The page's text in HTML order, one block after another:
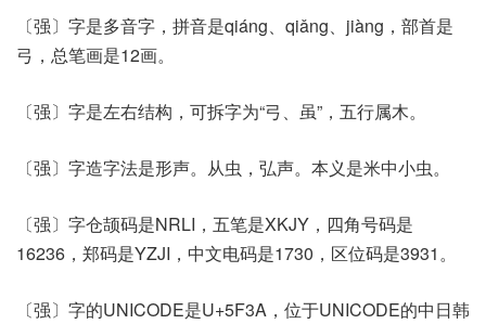
〔强〕字是多音字，拼音是qiáng、qiǎng、jiàng，部首是
弓，总笔画是12画。
〔强〕字是左右结构，可拆字为“弓、虽”，五行属木。
〔强〕字造字法是形声。从虫，弘声。本义是米中小虫。
〔强〕字仓颉码是NRLI，五笔是XKJY，四角号码是
16236，郑码是YZJI，中文电码是1730，区位码是3931。
〔强〕字的UNICODE是U+5F3A，位于UNICODE的中日韩